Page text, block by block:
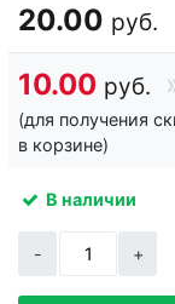
20.00 руб.
10.00 руб.
(для получения
в корзине)
В наличии
- +